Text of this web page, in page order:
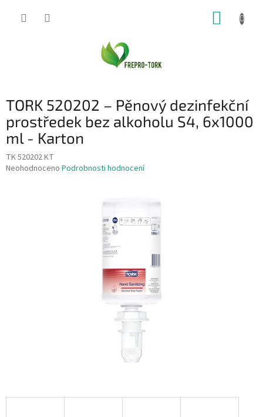
TORK 520202 – Pěnový dezinfekční
prostředek bez alkoholu S4, 6x1000
ml - Karton
TK 520202 KT
Průměrné
Neohodnoceno Podrobnosti hodnocení